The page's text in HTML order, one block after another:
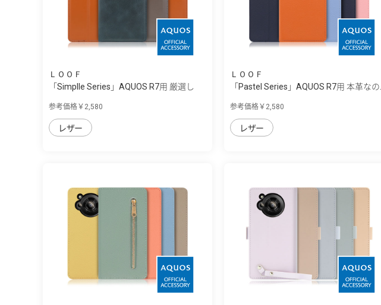
ＬＯＯＦ
「Simplle Series」AQUOS R7用 厳選し
参考価格￥2,580
レザー
ＬＯＯＦ
「Pastel Series」AQUOS R7用 本革なの...
参考価格￥2,580
レザー